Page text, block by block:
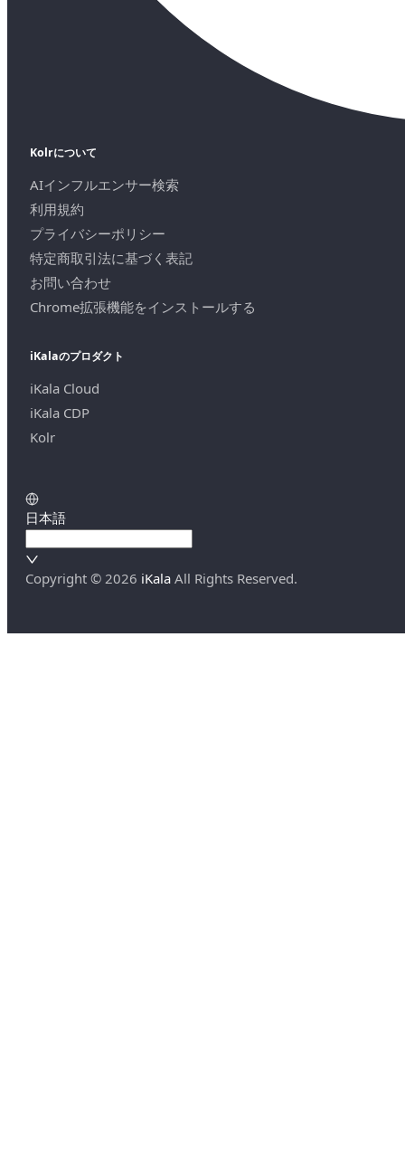
Kolrについて
AIインフルエンサー検索
利用規約
プライバシーポリシー
特定商取引法に基づく表記
お問い合わせ
Chrome拡張機能をインストールする
iKalaのプロダクト
iKala Cloud
iKala CDP
Kolr
日本語
Copyright © 2026 iKala All Rights Reserved.